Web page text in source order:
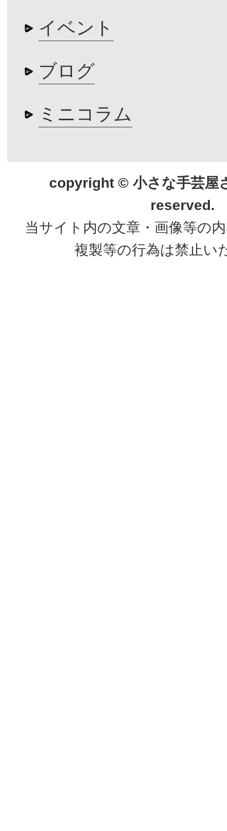
イベント
ブログ
ミニコラム
copyright © 小さな手芸屋
reserved.
当サイト内の文章・画像等の
複製等の行為は禁止い